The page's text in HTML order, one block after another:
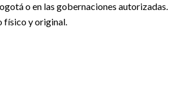
o en las gobernaciones autorizadas.
físico y original.